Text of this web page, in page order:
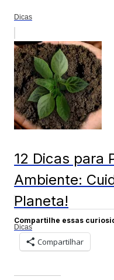
Dicas
12 Dicas para
Ambiente:
Planeta!
Dicas
Compartilhe essas
Compartilhar